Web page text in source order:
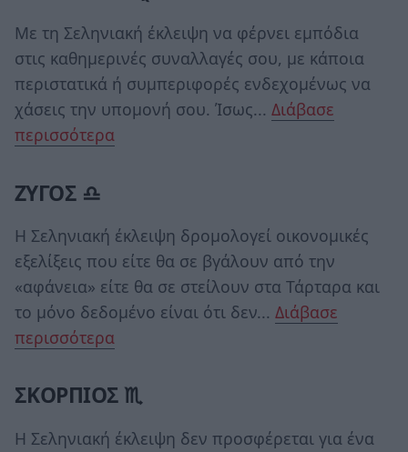
Με τη Σεληνιακή έκλειψη να φέρνει εμπόδια
στις καθημερινές συναλλαγές σου, με κάποια
περιστατικά ή συμπεριφορές ενδεχομένως να
χάσεις την υπομονή σου. Ίσως... Διάβασε
περισσότερα
ΖΥΓΟΣ ♎
Η Σεληνιακή έκλειψη δρομολογεί οικονομικές
εξελίξεις που είτε θα σε βγάλουν από την
«αφάνεια» είτε θα σε στείλουν στα Τάρταρα και
το μόνο δεδομένο είναι ότι δεν... Διάβασε
περισσότερα
ΣΚΟΡΠΙΟΣ ♏
Η Σεληνιακή έκλειψη δεν προσφέρεται για ένα